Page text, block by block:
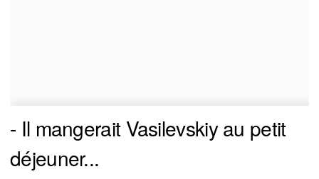
- Il mangerait Vasilevskiy au petit
déjeuner...